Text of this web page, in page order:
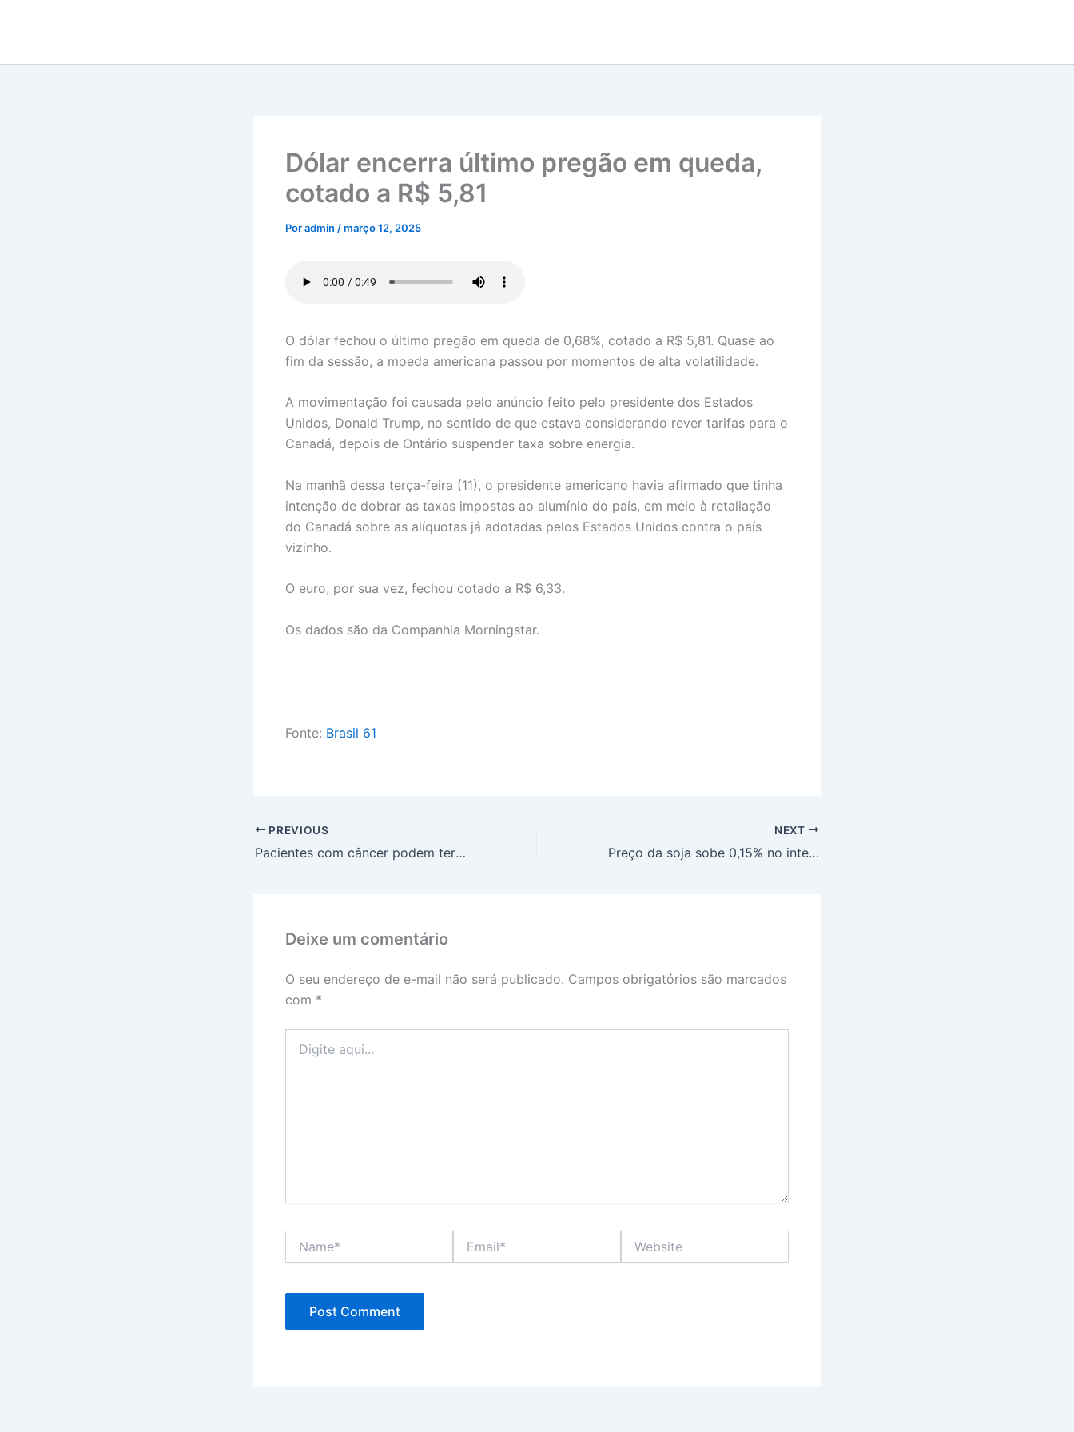
Dólar encerra último pregão em queda,
cotado a R$ 5,81
Poradmin /março 12, 2025
O dólar fechou o último pregão em queda de 0,68%, cotado a R$ 5,81. Quase ao
fim da sessão, a moeda americana passou por momentos de alta volatilidade.
A movimentação foi causada pelo anúncio feito pelo presidente dos Estados
Unidos, Donald Trump, no sentido de que estava considerando rever tarifas para o
Canadá, depois de Ontário suspender taxa sobre energia.
Na manhã dessa terça-feira (11), o presidente americano havia afirmado que tinha
intenção de dobrar as taxas impostas ao alumínio do país, em meio à retaliação
do Canadá sobre as alíquotas já adotadas pelos Estados Unidos contra o país
vizinho.
O euro, por sua vez, fechou cotado a R$ 6,33.
Os dados são da Companhia Morningstar.
Fonte: Brasil 61
PREVIOUS
Pacientes com câncer podem ter isenção de IPI na compra de carros novos
NEXT
Preço da soja sobe 0,15% no interior do Paraná, nesta quarta-feira (12)
Deixe um comentário
O seu endereço de e-mail não será publicado. Campos obrigatórios são marcados
com *
aqui...